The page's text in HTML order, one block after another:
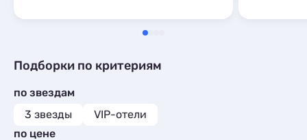
Подборки по критериям
по звездам
3 звезды
VIP-отели
по цене